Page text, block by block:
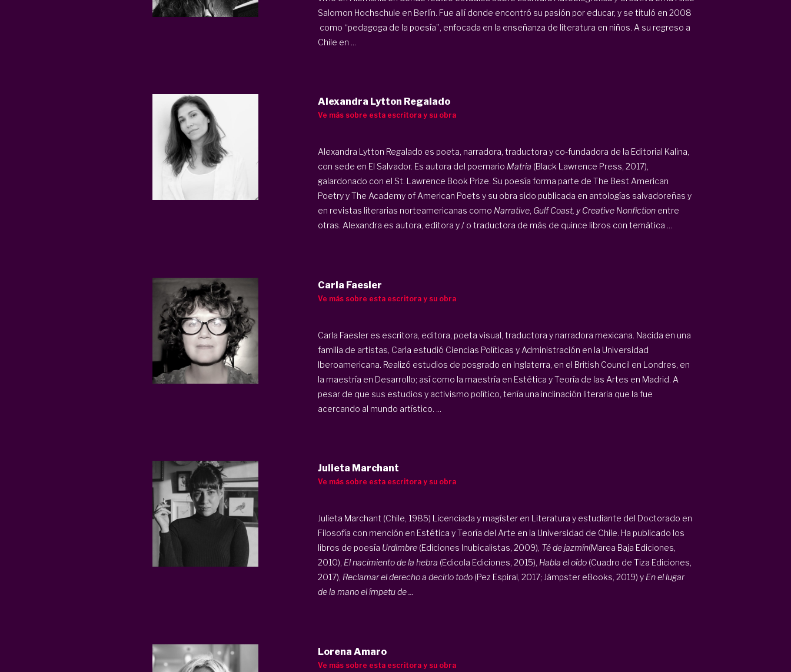
Salomon Hochschule en Berlín. Fue allí donde encontró su pasión por educar, y se tituló en 2008
como “pedagoga de la poesía”, enfocada en la enseñanza de literatura en niños. A su regreso a
Chile en ...
Alexandra Lytton Regalado
Ve más sobre esta escritora y su obra
Alexandra Lytton Regalado es poeta, narradora, traductora y co-fundadora de la Editorial Kalina,
con sede en El Salvador. Es autora del poemario Matria (Black Lawrence Press, 2017),
galardonado con el St. Lawrence Book Prize. Su poesía forma parte de The Best American
Poetry y The Academy of American Poets y su obra sido publicada en antologías salvadoreñas y
en revistas literarias norteamericanas como Narrative, Gulf Coast, y Creative Nonfictionentre
otras. Alexandra es autora, editora y / o traductora de más de quince libros con temática ...
Carla Faesler
Ve más sobre esta escritora y su obra
Carla Faesler es escritora, editora, poeta visual, traductora y narradora mexicana. Nacida en una
familia de artistas, Carla estudió Ciencias Políticas y Administración en la Universidad
Iberoamericana. Realizó estudios de posgrado en Inglaterra, en el British Council en Londres, en
la maestría en Desarrollo; así como la maestría en Estética y Teoría de las Artes en Madrid. A
pesar de que sus estudios y activismo político, tenía una inclinación literaria que la fue
acercando al mundo artístico. ...
Julieta Marchant
Ve más sobre esta escritora y su obra
Julieta Marchant (Chile, 1985) Licenciada y magíster en Literatura y estudiante del Doctorado en
Filosofía con mención en Estética y Teoría del Arte en la Universidad de Chile. Ha publicado los
libros de poesía Urdimbre(Ediciones Inubicalistas, 2009), Té de jazmín(Marea Baja Ediciones,
2010), El nacimiento de la hebra (Edicola Ediciones, 2015), Habla el oído(Cuadro de Tiza Ediciones,
2017), Reclamar el derecho a decirlo todo(Pez Espiral, 2017; Jámpster eBooks, 2019) yEn el lugar
de la mano el ímpetu de ...
Lorena Amaro
Ve más sobre esta escritora y su obra